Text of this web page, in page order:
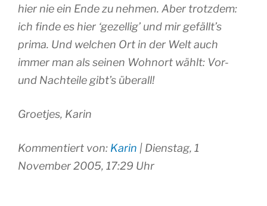
hier nie ein Ende zu nehmen. Aber trotzdem:
ich finde es hier ‘gezellig’ und mir gefällt’s
prima. Und welchen Ort in der Welt auch
immer man als seinen Wohnort wählt: Vor-
und Nachteile gibt’s überall!
Groetjes, Karin
Kommentiert von: Karin | Dienstag, 1
November 2005, 17:29 Uhr